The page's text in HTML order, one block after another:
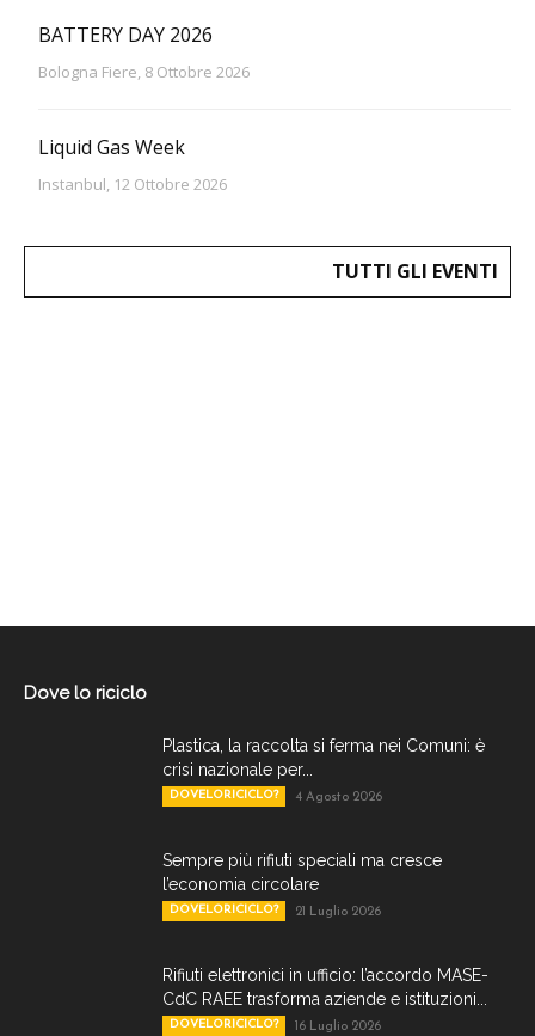
BATTERY DAY 2026
Bologna Fiere, 8 Ottobre 2026
Liquid Gas Week
Instanbul, 12 Ottobre 2026
TUTTI GLI EVENTI
Dove lo riciclo
Plastica, la raccolta si ferma nei Comuni: è
crisi nazionale per...
DOVELORICICLO? 4 Agosto 2026
Sempre più rifiuti speciali ma cresce
l’economia circolare
DOVELORICICLO? 21 Luglio 2026
Rifiuti elettronici in ufficio: l’accordo MASE-
CdC RAEE trasforma aziende e istituzioni...
DOVELORICICLO? 16 Luglio 2026